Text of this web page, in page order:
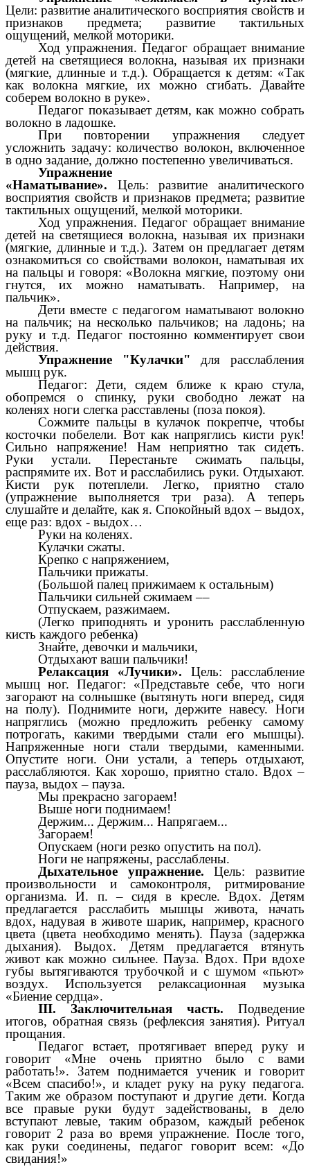
Цели: развитие аналитического восприятия свойств и
признаков предмета; развитие тактильных
ощущений, мелкой моторики.
Ход упражнения.Педагог обращает внимание
детей на светящиеся волокна, называя их признаки
(мягкие, длинные и т.д.). Обращается к детям: «Так
как волокна мягкие, их можно сгибать. Давайте
соберем волокно в руке».
Педагог показывает детям, как можно собрать
волокно в ладошке.
При повторении упражнения следует
усложнить задачу: количество волокон, включенное
в одно задание, должно постепенно увеличиваться.
Упражнение
«Наматывание».
Цель: развитие аналитического
восприятия свойств и признаков предмета; развитие
тактильных ощущений, мелкой моторики.
Ход упражнения.Педагог обращает внимание
детей на светящиеся волокна, называя их признаки
(мягкие, длинныеи т.д.). Затем он предлагает детям
ознакомиться со свойствами волокон, наматывая их
на пальцы и говоря: «Волокна мягкие, поэтому они
гнутся, их можно наматывать. Например, на
пальчик».
Дети вместе с педагогом наматывают волокно
на пальчик; на несколько пальчиков; на ладонь; на
руку и т.д. Педагог постоянно комментирует свои
действия.
Упражнение "Кулачки"для расслабления
мышц рук.
Педагог: Дети, сядем ближе к краю стула,
обопремся о спинку, руки свободно лежат на
коленях ноги слегка расставлены (поза покоя).
Сожмите пальцы в кулачок покрепче, чтобы
косточки побелели. Вот как напряглись кисти рук!
Сильно напряжение! Нам неприятно так сидеть.
Руки устали. Перестаньте сжимать пальцы,
распрямите их. Вот и расслабились руки. Отдыхают.
Кисти рук потеплели. Легко, приятно стало
(упражнение выполняется три раза). А теперь
слушайте и делайте, как я. Спокойный вдох – выдох,
еще раз: вдох - выдох…
Руки на коленях.
Кулачки сжаты.
Крепко с напряжением,
Пальчики прижаты.
(Большой палец прижимаем к остальным)
Пальчики сильней сжимаем ––
Отпускаем, разжимаем.
(Легко приподнять и уронить расслабленную
кисть каждого ребенка)
Знайте, девочки и мальчики,
Отдыхают ваши пальчики!
Релаксация «Лучики».Цель: расслабление
мышц ног. Педагог: «Представьте себе, что ноги
загорают на солнышке (вытянуть ноги вперед, сидя
на полу). Поднимите ноги, держите навесу. Ноги
напряглись (можно предложить ребенку самому
потрогать, какими твердыми стали его мышцы).
Напряженные ноги стали твердыми, каменными.
Опустите ноги. Они устали, а теперь отдыхают,
расслабляются. Как хорошо, приятно стало. Вдох –
пауза, выдох – пауза.
Мы прекрасно загораем!
Выше ноги поднимаем!
Держим... Держим... Напрягаем...
Загораем!
Опускаем (ноги резко опустить на пол).
Ноги не напряжены, расслаблены.
Дыхательное упражнение.Цель: развитие
произвольности и самоконтроля, ритмирование
организма. И. п. – сидя в кресле. Вдох. Детям
предлагается расслабить мышцы живота, начать
вдох, надувая в животе шарик, например, красного
цвета (цвета необходимо менять). Пауза (задержка
дыхания). Выдох. Детям предлагается втянуть
живот как можно сильнее. Пауза. Вдох. При вдохе
губы вытягиваются трубочкой и с шумом «пьют»
воздух. Используется релаксационная музыка
«Биение сердца».
III. Заключительная часть. Подведение
итогов, обратная связь (рефлексия занятия). Ритуал
прощания.
Педагог встает, протягивает вперед руку и
говорит «Мне очень приятно было с вами
работать!». Затем поднимается ученик и говорит
«Всем спасибо!», и кладет руку на руку педагога.
Таким же образом поступают и другие дети. Когда
все правые руки будут задействованы, в дело
вступают левые, таким образом, каждый ребенок
говорит 2 раза во время упражнение. После того,
как руки соединены, педагог говорит всем: «До
свидания!»